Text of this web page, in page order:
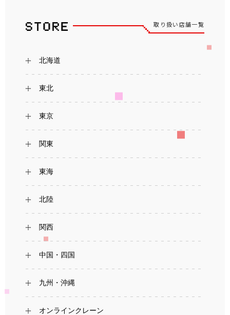
取り扱い店舗一覧
北海道
東北
東京
関東
東海
北陸
関西
中国・四国
九州・沖縄
オンラインクレーン